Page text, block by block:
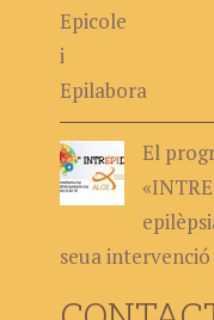
El
seua intervenció